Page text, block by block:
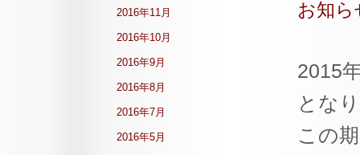
お知ら
2015
とな
この
2016年11月
2016年10月
2016年9月
2016年8月
2016年7月
2016年5月